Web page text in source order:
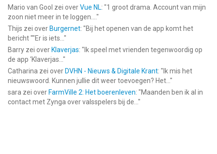
Mario van Gool zei overVue NL: "1 groot drama. Account van mijn
zoon niet meer in te loggen.... "
Thijs zei over Burgernet: "Bij het openen van de app komt het
bericht ""Er is iets... "
Barry zei over Klaverjas: " Ik speel met vrienden tegenwoordig op
de app ‘Klaverjas... "
Catharina zei over DVHN - Nieuws & Digitale Krant: " Ik mis het
nieuwswoord. Kunnen jullie dit weer toevoegen? Het... "
sara zei over FarmVille 2: Het boerenleven: "Maanden ben ik al in
contact met Zynga over valsspelers bij de... "